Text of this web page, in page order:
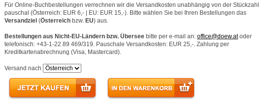
Für Online-Buchbestellungen verrechnen wir die Versandkosten unabhängig von der Stückzahl
pauschal (Österreich: EUR 6,- | EU: EUR 15,-). Bitte wählen Sie bei Ihren Bestellungen das
Versandziel (Österreich bzw. EU) aus.
Bestellungen aus Nicht-EU-Ländern bzw. Übersee bitte per e-mail an: office@doew.atoder
telefonisch: +43-1-22 89 469/319. Pauschale Versandkosten: EUR 25,-. Zahlung per
Kreditkartenabrechnung (Visa, Mastercard).
Versand nach